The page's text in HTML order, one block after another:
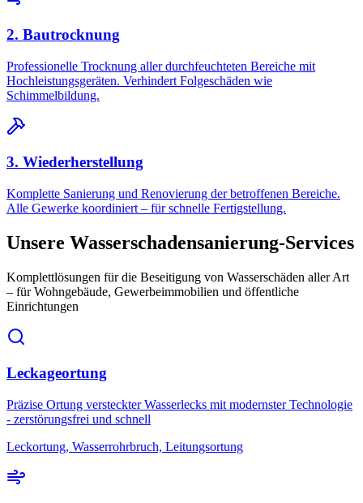
2. Bautrocknung
Professionelle Trocknung aller durchfeuchteten Bereiche mit
Hochleistungsgeräten. Verhindert Folgeschäden wie
Schimmelbildung.
3. Wiederherstellung
Komplette Sanierung und Renovierung der betroffenen Bereiche.
Alle Gewerke koordiniert – für schnelle Fertigstellung.
Unsere Wasserschadensanierung-Services
Komplettlösungen für die Beseitigung von Wasserschäden aller Art
– für Wohngebäude, Gewerbeimmobilien und öffentliche
Einrichtungen
Leckageortung
Präzise Ortung versteckter Wasserlecks mit modernster Technologie
- zerstörungsfrei und schnell
Leckortung, Wasserrohrbruch, Leitungsortung